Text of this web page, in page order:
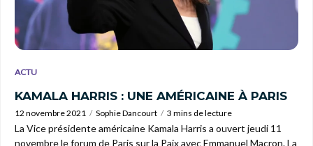
ACTU
KAMALA HARRIS : UNE AMÉRICAINE À PARIS
12 novembre 2021 Sophie Dancourt 3 mins de lecture
La Vice présidente américaine Kamala Harris a ouvert jeudi 11
novembre le forum de Paris sur la Paix avec Emmanuel Macron. La